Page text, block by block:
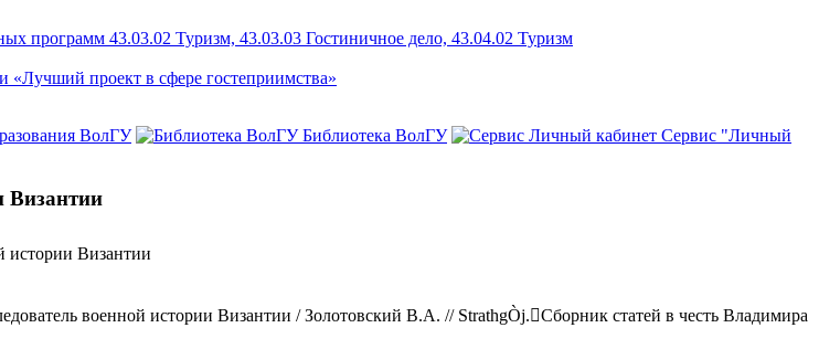
программ 43.03.02 Туризм, 43.03.03 Гостиничное дело, 43.04.02 Туризм
«Лучший проект в сфере гостеприимства»
ВолГУ Библиотека ВолГУ
Сервис "Личный
Византии
истории Византии
военной истории Византии / Золотовский В.А. // StrathgÒj.Сборник статей в честь Владимира